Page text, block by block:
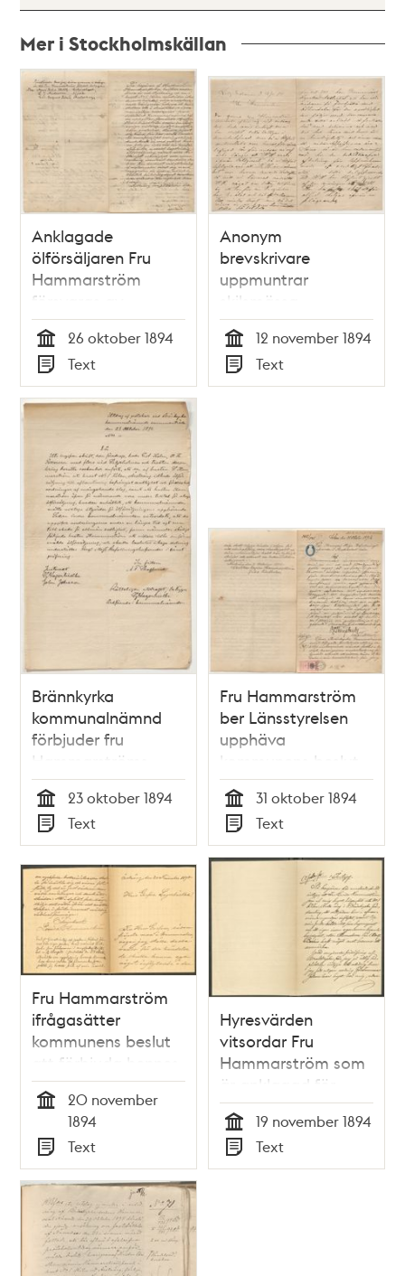
Mer i Stockholmskällan
Relaterade
poster
och
teman
Anklagade
ölförsäljaren Fru
Hammarström
försvaras av
grannar
Tid
26 oktober 1894
Typ
Text
Anonym
brevskrivare
uppmuntrar
skilsmässa
Tid
12 november 1894
Typ
Text
Brännkyrka
kommunalnämnd
förbjuder fru
Hammarströms
ölförsäljning i
Liljeholmen
Tid
23 oktober 1894
Typ
Text
Fru Hammarström
ber Länsstyrelsen
upphäva
kommunens beslut
att förbjuda hennes
ölhandel
Tid
31 oktober 1894
Typ
Text
Fru Hammarström
ifrågasätter
kommunens beslut
att förbjuda hennes
ölhandel
20 november
1894
Typ
Text
Hyresvärden
vitsordar Fru
Hammarström som
är anklagad för
olaglig ölförsäljning
Tid
19 november 1894
Typ
Text